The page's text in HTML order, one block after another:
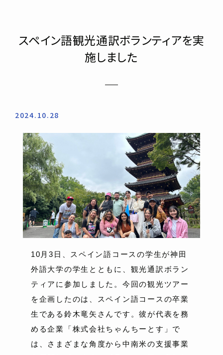
スペイン語観光通訳ボランティアを実
施しました
2024.10.28
10月3日、スペイン語コースの学生が神田
外語大学の学生とともに、観光通訳ボラン
ティアに参加しました。今回の観光ツアー
を企画したのは、スペイン語コースの卒業
生である鈴木竜矢さんです。彼が代表を務
める企業「株式会社ちゃんちーとす」で
は、さまざまな角度から中南米の支援事業